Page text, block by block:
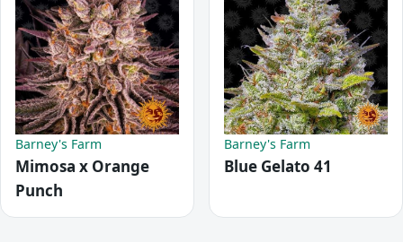
Barney's Farm
Mimosa x Orange
Punch
Barney's Farm
Blue Gelato 41